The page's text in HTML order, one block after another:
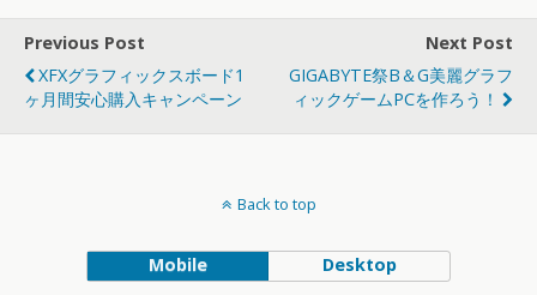
b
o
o
k
Previous Post
XFXグラフィックスボード1
ヶ月間安心購入キャンペーン
Next Post
GIGABYTE祭B＆G美麗グラフ
ィックゲームPCを作ろう！
Back to top
Mobile Desktop